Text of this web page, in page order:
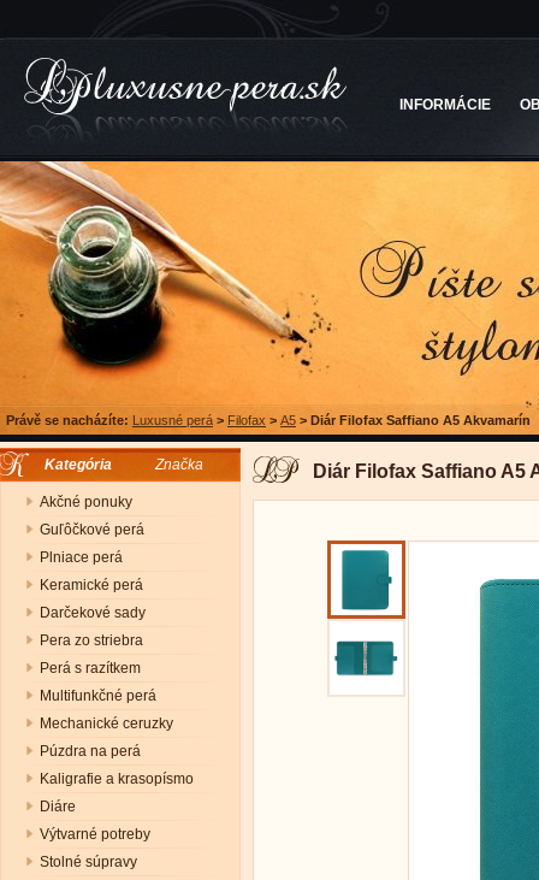
INFORMÁCIE
Právě se nacházíte: Luxusné perá > Filofax > A5 > Diár Filofax Saffiano A5 Akvamarín
Kategória Značka
Akčné ponuky
Guľôčkové perá
Plniace perá
Keramické perá
Darčekové sady
Pera zo striebra
Perá s razítkem
Multifunkčné perá
Mechanické ceruzky
Púzdra na perá
Kaligrafie a krasopísmo
Diáre
Výtvarné potreby
Stolné súpravy
Diár Filofax Saffiano A5